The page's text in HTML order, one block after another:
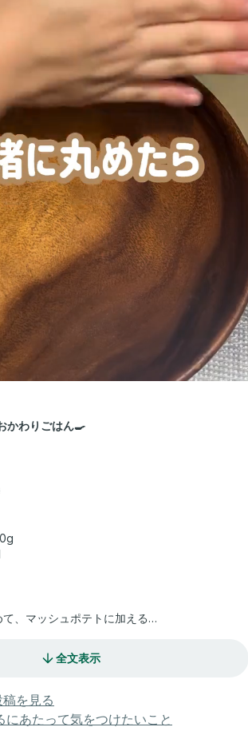
かわりごはん🍳
、マッシュポテトに加える
粉を加えさらに混ぜる
、揚げ焼きにする
色がつけばOK!
全文表示
を見る
にあたって気をつけたいこと